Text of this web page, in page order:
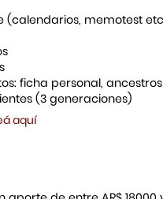
(calendarios, memotest
ficha personal,
(3 generaciones)
aquí